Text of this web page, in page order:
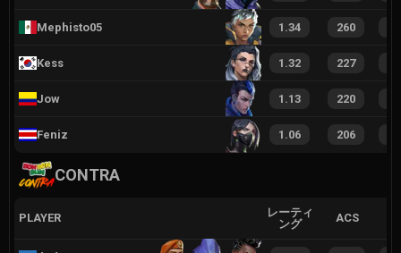
Mephisto05 1.34 260
Kess 1.32 227
Jow 1.13 220
Feniz 1.06 206
CONTRA
PLAYER
レーティ
ング
ACS